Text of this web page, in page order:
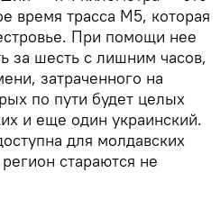
время трасса М5, которая
При помощи нее
за шесть с лишним часов,
затраченного на
по пути будет целых
и еще один украинский.
для молдавских
стараются не